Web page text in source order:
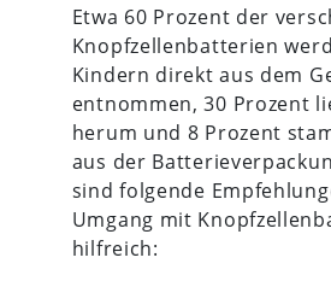
Etwa 60 Prozent der
Knopfzellenbatterien
Kindern direkt aus dem
entnommen, 30 Prozent
herum und 8 Prozent
aus der
sind folgende
Umgang mit
hilfreich: